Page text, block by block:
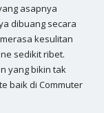
asapnya
dibuang secara
kesulitan
sedikit ribet.
yang bikin tak
baik di Commuter